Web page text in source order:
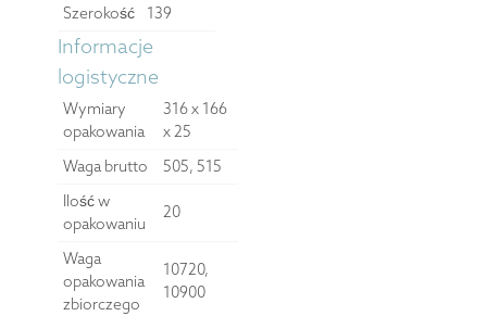
Szerokość
139
Informacje
logistyczne
Wymiary
opakowania
316 x 166
x 25
Waga brutto
505, 515
Ilość w
opakowaniu
20
Waga
opakowania
zbiorczego
10720,
10900